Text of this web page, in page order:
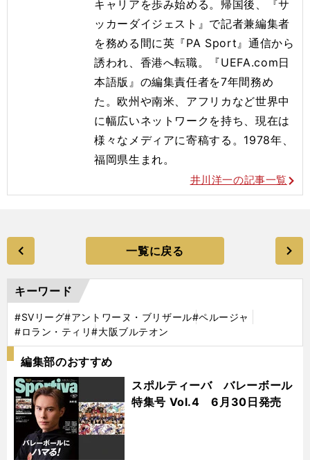
キャリアを歩み始める。帰国後、『サ
ッカーダイジェスト』で記者兼編集者
を務める間に英『PA Sport』通信から
誘われ、香港へ転職。『UEFA.com日
本語版』の編集責任者を7年間務め
た。欧州や南米、アフリカなど世界中
に幅広いネットワークを持ち、現在は
様々なメディアに寄稿する。1978年、
福岡県生まれ。
井川洋一の記事一覧
一覧に戻る
キーワード
#SVリーグ#アントワーヌ・ブリザール#ペルージャ
#ロラン・ティリ#大阪ブルテオン
編集部のおすすめ
スポルティーバ バレーボール
特集号 Vol.4 6月30日発売